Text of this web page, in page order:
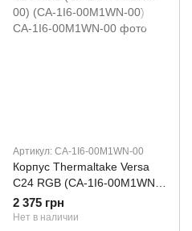
Артикул: CA-1I6-00M1WN-00
Корпус Thermaltake Versa
C24 RGB (CA-1I6-00M1WN-
00) (CA-1I6-00M1WN-00)
2 375 грн
Нет в наличии